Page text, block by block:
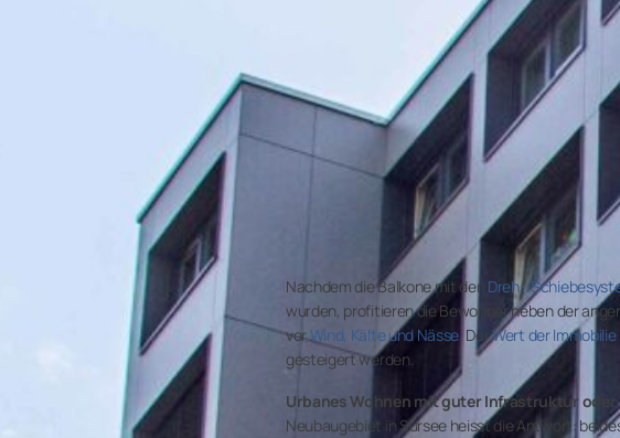
Nachdem die Balkone mit den Dreh-/
wurden, profitieren die Bewohner neben der
vorWind, Kälte und Nässe . DerWert der Immobilie
gesteigert werden.
Urbanes Wohnen mit guter Infrastruktur oder
Neubaugebiet in Sursee heisst die Antwort: